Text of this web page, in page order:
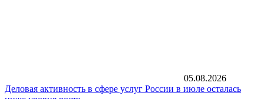
05.08.2026
Деловая активность в сфере услуг России в июле осталась